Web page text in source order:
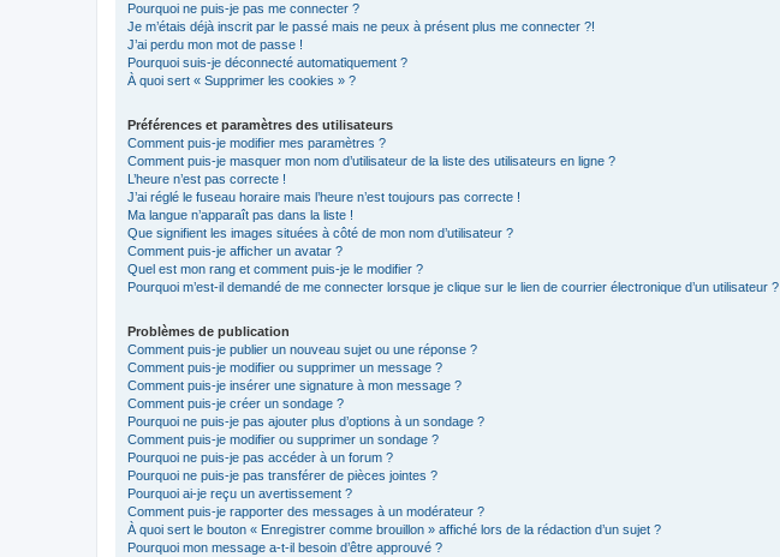
Pourquoi ne puis-je pas me connecter ?
Je m’étais déjà inscrit par le passé mais ne peux à présent plus me connecter ?!
J’ai perdu mon mot de passe !
Pourquoi suis-je déconnecté automatiquement ?
À quoi sert « Supprimer les cookies » ?
Préférences et paramètres des utilisateurs
Comment puis-je modifier mes paramètres ?
Comment puis-je masquer mon nom d’utilisateur de la liste des utilisateurs en ligne ?
L’heure n’est pas correcte !
J’ai réglé le fuseau horaire mais l’heure n’est toujours pas correcte !
Ma langue n’apparaît pas dans la liste !
Que signifient les images situées à côté de mon nom d’utilisateur ?
Comment puis-je afficher un avatar ?
Quel est mon rang et comment puis-je le modifier ?
Pourquoi m’est-il demandé de me connecter lorsque je clique sur le lien de courrier électronique d’un utilisateur ?
Problèmes de publication
Comment puis-je publier un nouveau sujet ou une réponse ?
Comment puis-je modifier ou supprimer un message ?
Comment puis-je insérer une signature à mon message ?
Comment puis-je créer un sondage ?
Pourquoi ne puis-je pas ajouter plus d’options à un sondage ?
Comment puis-je modifier ou supprimer un sondage ?
Pourquoi ne puis-je pas accéder à un forum ?
Pourquoi ne puis-je pas transférer de pièces jointes ?
Pourquoi ai-je reçu un avertissement ?
Comment puis-je rapporter des messages à un modérateur ?
À quoi sert le bouton « Enregistrer comme brouillon » affiché lors de la rédaction d’un sujet ?
Pourquoi mon message a-t-il besoin d’être approuvé ?